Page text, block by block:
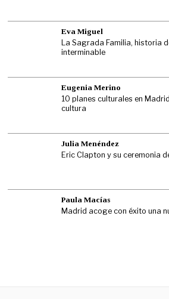
Eva Miguel
La Sagrada Familia, historia
interminable
Eugenia Merino
10 planes culturales en
cultura
Julia Menéndez
Eric Clapton y su ceremonia
Paula Macías
Madrid acoge con éxito una